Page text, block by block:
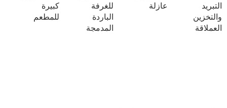
عازلة
للغرفة
كبيرة
للمطعم